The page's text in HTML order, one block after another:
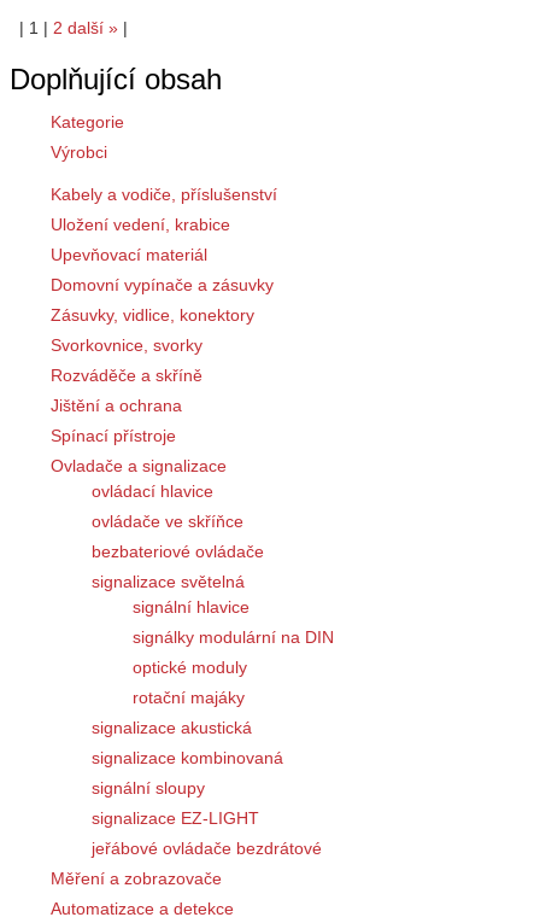
| 1 | 2 další » |
Doplňující obsah
Kategorie
Výrobci
Kabely a vodiče, příslušenství
Uložení vedení, krabice
Upevňovací materiál
Domovní vypínače a zásuvky
Zásuvky, vidlice, konektory
Svorkovnice, svorky
Rozváděče a skříně
Jištění a ochrana
Spínací přístroje
Ovladače a signalizace
ovládací hlavice
ovládače ve skříňce
bezbateriové ovládače
signalizace světelná
signální hlavice
signálky modulární na DIN
optické moduly
rotační majáky
signalizace akustická
signalizace kombinovaná
signální sloupy
signalizace EZ-LIGHT
jeřábové ovládače bezdrátové
Měření a zobrazovače
Automatizace a detekce